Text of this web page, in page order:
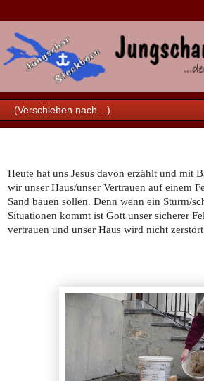
Heute hat uns Jesus davon erzählt und mit
wir unser Haus/unser Vertrauen auf einem
Sand bauen sollen. Denn wenn ein Sturm/
Situationen kommt ist Gott unser sicherer
vertrauen und unser Haus wird nicht